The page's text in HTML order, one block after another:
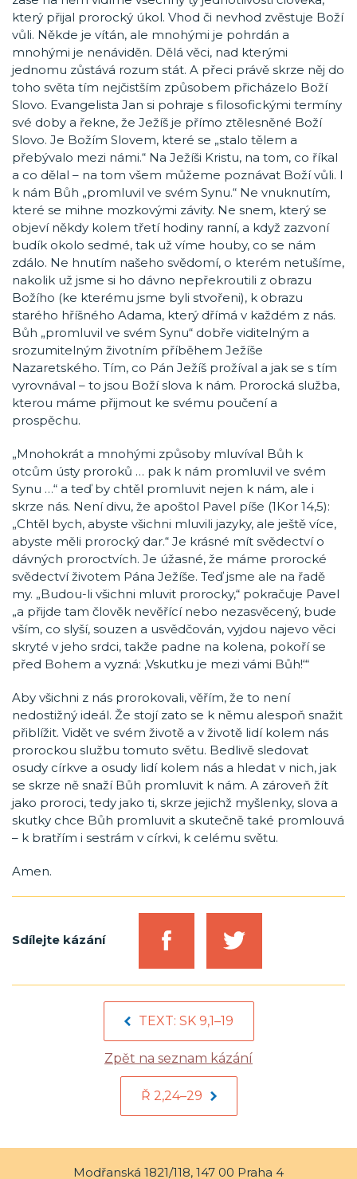
který přijal prorocký úkol. Vhod či nevhod zvěstuje Boží
vůli. Někde je vítán, ale mnohými je pohrdán a
mnohými je nenáviděn. Dělá věci, nad kterými
jednomu zůstává rozum stát. A přeci právě skrze něj do
toho světa tím nejčistším způsobem přicházelo Boží
Slovo. Evangelista Jan si pohraje s filosofickými termíny
své doby a řekne, že Ježíš je přímo ztělesněné Boží
Slovo. Je Božím Slovem, které se „stalo tělem a
přebývalo mezi námi.“ Na Ježíši Kristu, na tom, co říkal
a co dělal – na tom všem můžeme poznávat Boží vůli. I
k nám Bůh „promluvil ve svém Synu.“ Ne vnuknutím,
které se mihne mozkovými závity. Ne snem, který se
objeví někdy kolem třetí hodiny ranní, a když zazvoní
budík okolo sedmé, tak už víme houby, co se nám
zdálo. Ne hnutím našeho svědomí, o kterém netušíme,
nakolik už jsme si ho dávno nepřekroutili z obrazu
Božího (ke kterému jsme byli stvořeni), k obrazu
starého hříšného Adama, který dřímá v každém z nás.
Bůh „promluvil ve svém Synu“ dobře viditelným a
srozumitelným životním příběhem Ježíše
Nazaretského. Tím, co Pán Ježíš prožíval a jak se s tím
vyrovnával – to jsou Boží slova k nám. Prorocká služba,
kterou máme přijmout ke svému poučení a
prospěchu.
„Mnohokrát a mnohými způsoby mluvíval Bůh k
otcům ústy proroků … pak k nám promluvil ve svém
Synu …“ a teď by chtěl promluvit nejen k nám, ale i
skrze nás. Není divu, že apoštol Pavel píše (1Kor 14,5):
„Chtěl bych, abyste všichni mluvili jazyky, ale ještě více,
abyste měli prorocký dar.“ Je krásné mít svědectví o
dávných proroctvích. Je úžasné, že máme prorocké
svědectví životem Pána Ježíše. Teď jsme ale na řadě
my. „Budou-li všichni mluvit prorocky,“ pokračuje Pavel
„a přijde tam člověk nevěřící nebo nezasvěcený, bude
vším, co slyší, souzen a usvědčován, vyjdou najevo věci
skryté v jeho srdci, takže padne na kolena, pokoří se
před Bohem a vyzná: ‚Vskutku je mezi vámi Bůh!‘“
Aby všichni z nás prorokovali, věřím, že to není
nedostižný ideál. Že stojí zato se k němu alespoň snažit
přiblížit. Vidět ve svém životě a v životě lidí kolem nás
prorockou službu tomuto světu. Bedlivě sledovat
osudy církve a osudy lidí kolem nás a hledat v nich, jak
se skrze ně snaží Bůh promluvit k nám. A zároveň žít
jako proroci, tedy jako ti, skrze jejichž myšlenky, slova a
skutky chce Bůh promluvit a skutečně také promlouvá
– k bratřím i sestrám v církvi, k celému světu.
Amen.
Sdílejte kázání
TEXT: SK 9,1–19
Zpět na seznam kázání
Ř 2,24–29
Modřanská 1821/118, 147 00 Praha 4